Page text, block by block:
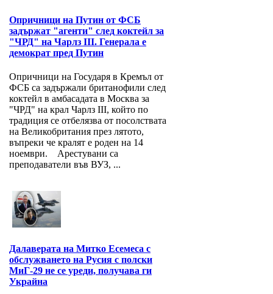
Опричници на Путин от ФСБ
задържат "агенти" след коктейл за
"ЧРД" на Чарлз III. Генерала е
демократ пред Путин
Опричници на Государя в Кремъл от
ФСБ са задържали британофили след
коктейл в амбасадата в Москва за
"ЧРД" на крал Чарлз III, който по
традиция се отбелязва от посолствата
на Великобритания през лятото,
въпреки че кралят е роден на 14
ноември. Арестувани са
преподаватели във ВУЗ, ...
Далаверата на Митко Есемеса с
обслужването на Русия с полски
МиГ-29 не се уреди, получава ги
Украйна